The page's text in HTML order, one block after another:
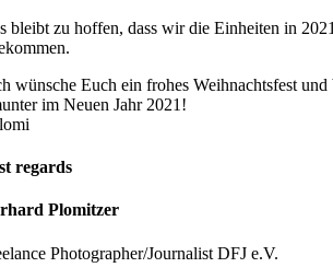
bleibt zu hoffen, dass wir die Einheiten in
wünsche Euch ein frohes Weihnachtsfest
im Neuen Jahr 2021!
regards
Plomitzer
Photographer/Journalist DFJ e.V.